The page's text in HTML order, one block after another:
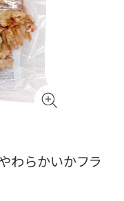
らかいかフラ